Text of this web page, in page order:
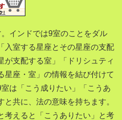
インドでは9室のことをダル
入室する星座とその星座の支配
が支配する室」「ドリシュティ
星座・室」の情報を結び付けて
は「こう成りたい」「こうあ
と共に、法の意味を持ちます。
考えると「こうありたい」と考